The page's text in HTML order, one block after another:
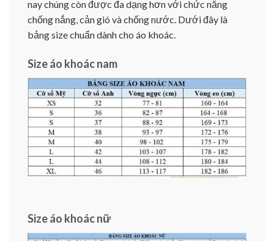
nay chúng còn được đa dạng hơn với chức năng
chống nắng, cản gió và chống nước. Dưới đây là
bảng size chuẩn dành cho áo khoác.
Size áo khoác nam
Size áo khoác nữ